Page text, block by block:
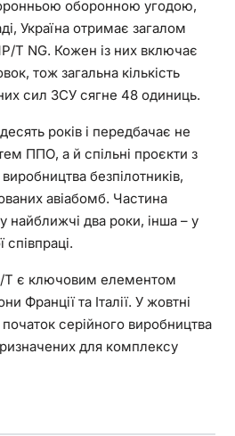
оборонною угодою,
Україна отримає загалом
T NG. Кожен із них включає
тож загальна кількість
сил ЗСУ сягне 48 одиниць.
років і передбачає не
ППО, а й спільні проєкти з
безпілотників,
авіабомб. Частина
найближчі два роки, інша – у
T є ключовим елементом
Франції та Італії. У жовтні
серійного виробництва
для комплексу